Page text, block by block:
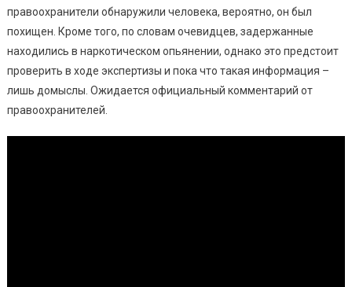
правоохранители обнаружили человека, вероятно, он был
похищен. Кроме того, по словам очевидцев, задержанные
находились в наркотическом опьянении, однако это предстоит
проверить в ходе экспертизы и пока что такая информация –
лишь домыслы. Ожидается официальный комментарий от
правоохранителей.